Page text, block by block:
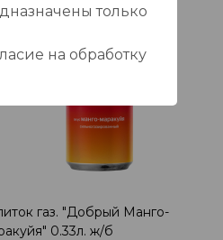
газ. "Добрый Манго-
0.33л. ж/б
только
на обработку